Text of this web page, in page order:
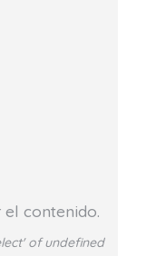
contenido.
of undefined